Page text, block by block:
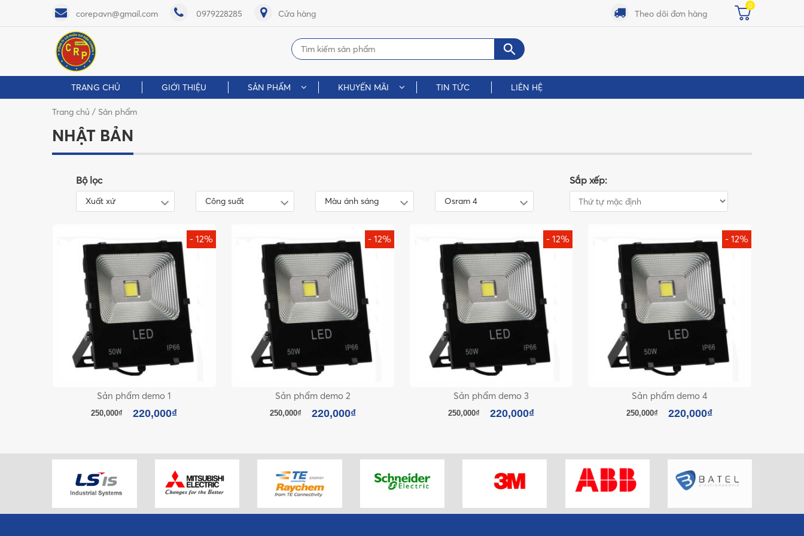
corepavn@gmail.com 0979228285 Cửa hàng Theo dõi đơn hàng
0
TRANG CHỦ GIỚI THIỆU SẢN PHẨM KHUYẾN MÃI TIN TỨC LIÊN HỆ
Trang chủ / Sản phẩm
NHẬT BẢN
Bộ lọc
Xuất xứ Công suất Màu ánh sáng Osram 4
Sắp xếp:
- 12%
Sản phẩm demo 1
250,000₫ 220,000₫
- 12%
Sản phẩm demo 2
250,000₫ 220,000₫
- 12%
Sản phẩm demo 3
250,000₫ 220,000₫
- 12%
Sản phẩm demo 4
250,000₫ 220,000₫